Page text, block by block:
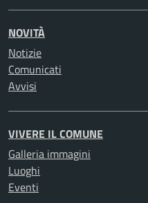
NOVITÀ
Notizie
Comunicati
Avvisi
VIVERE IL COMUNE
Galleria immagini
Luoghi
Eventi